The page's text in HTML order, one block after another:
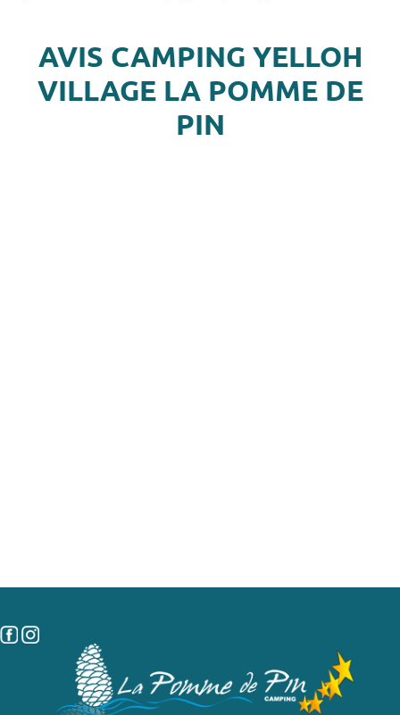
AVIS CAMPING YELLOH
VILLAGE LA POMME DE
PIN